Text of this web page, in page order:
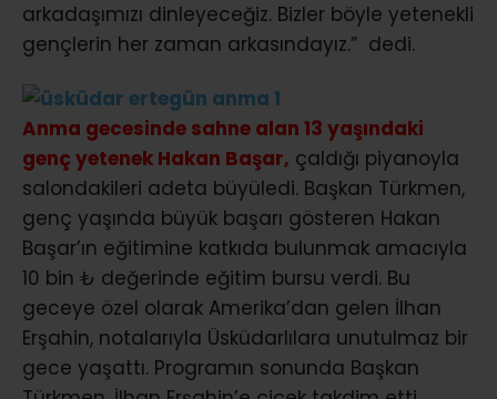
arkadaşımızı dinleyeceğiz. Bizler böyle yetenekli
gençlerin her zaman arkasındayız.” dedi.
Anma gecesinde sahne alan 13 yaşındaki
genç yetenek Hakan Başar, çaldığı piyanoyla
salondakileri adeta büyüledi. Başkan Türkmen,
genç yaşında büyük başarı gösteren Hakan
Başar’ın eğitimine katkıda bulunmak amacıyla
10 bin ₺ değerinde eğitim bursu verdi. Bu
geceye özel olarak Amerika’dan gelen İlhan
Erşahin, notalarıyla Üsküdarlılara unutulmaz bir
gece yaşattı. Programın sonunda Başkan